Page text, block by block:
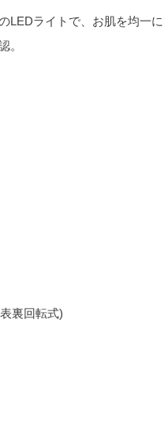
LEDライトで、お肌を均一
。
裏回転式)